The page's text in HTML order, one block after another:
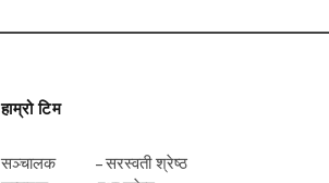
हाम्रो टिम
सञ्चालक – सरस्वती श्रेष्ठ